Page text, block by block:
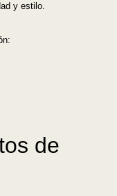
y estilo.
de